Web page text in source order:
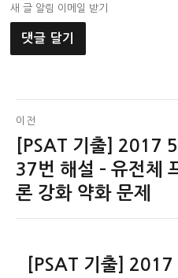
새 글 알림 이메일 받기
글
탐
색
이전
이
전
글:
[PSAT 기출] 2017
37번 해설 – 유전체
론 강화 약화 문제
[PSAT 기출]